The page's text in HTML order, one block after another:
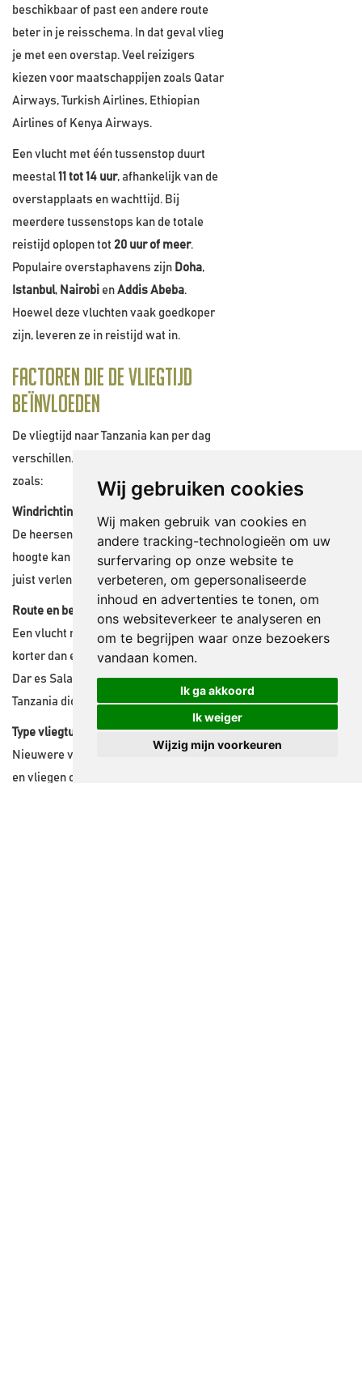
Wij gebruiken cookies
Wij maken gebruik van cookies en
andere tracking-technologieën om uw
surfervaring op onze website te
verbeteren, om gepersonaliseerde
inhoud en advertenties te tonen, om
ons websiteverkeer te analyseren en
om te begrijpen waar onze bezoekers
vandaan komen.
Ik ga akkoord
Ik weiger
Wijzig mijn voorkeuren
beschikbaar of past een andere route
beter in je reisschema. In dat geval vlieg
je met een overstap. Veel reizigers
kiezen voor maatschappijen zoals Qatar
Airways, Turkish Airlines, Ethiopian
Airlines of Kenya Airways.
Een vlucht met één tussenstop duurt
meestal 11 tot 14 uur, afhankelijk van de
overstapplaats en wachttijd. Bij
meerdere tussenstops kan de totale
reistijd oplopen tot 20 uur of meer.
Populaire overstaphavens zijn Doha,
Istanbul, Nairobi en Addis Abeba.
Hoewel deze vluchten vaak goedkoper
zijn, leveren ze in reistijd wat in.
Factoren die de vliegtijd
beïnvloeden
De vliegtijd naar Tanzania kan per dag
verschillen. Dat komt door factoren
zoals:
Windrichting en weersomstandigheden
De heersende windrichting op grote
hoogte kan de vlucht iets verkorten of
juist verlengen.
Route en bestemming
Een vlucht naar Kilimanjaro is meestal
korter dan een vlucht naar Zanzibar of
Dar es Salaam, omdat het noorden van
Tanzania dichter bij Europa ligt.
Type vliegtuig
Nieuwere vliegtuigen zijn vaak sneller
en vliegen op efficiëntere routes, wat de